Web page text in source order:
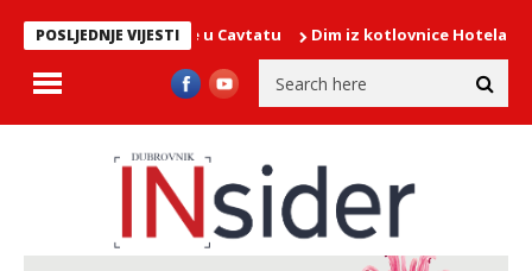
POSLJEDNJE VIJESTI
Gospe Snježne u Cavtatu Dim iz kotlovnice Hotela More,